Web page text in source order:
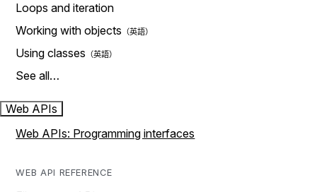
Loops and iteration
Working with objects
Using classes
See all…
Web APIs
Web APIs: Programming interfaces
WEB API REFERENCE